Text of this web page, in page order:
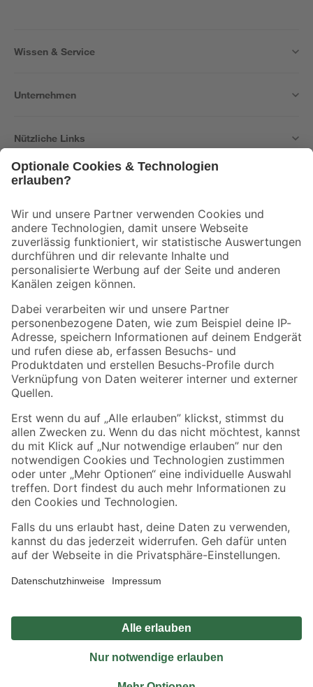
Wissen & Service
Unternehmen
Nützliche Links
Der toom Newsletter: Keine Angebote und Aktionen mehr verpassen!
Zur Newsletter Anmeldung
Folge uns
Zahlungsarten Versandarten
Sicher einkaufen
Jetzt die toom-App herunterladen
Alle Preisangaben in EUR inkl. gesetzl. MwSt.. Die dargestellten Angebote sind unter
Umständen nicht in allen Märkten verfügbar. Die angegebenen Verfügbarkeiten beziehen
Produkte nur solange der Vorrat reicht.
*Paketversand ab 59 € versandkostenfrei, gilt nicht für Artikel mit Speditionsversand, hier
Privatsphäre Impressum
Nutzungsbedingungen
Widerrufsrecht
Vertrag widerrufen